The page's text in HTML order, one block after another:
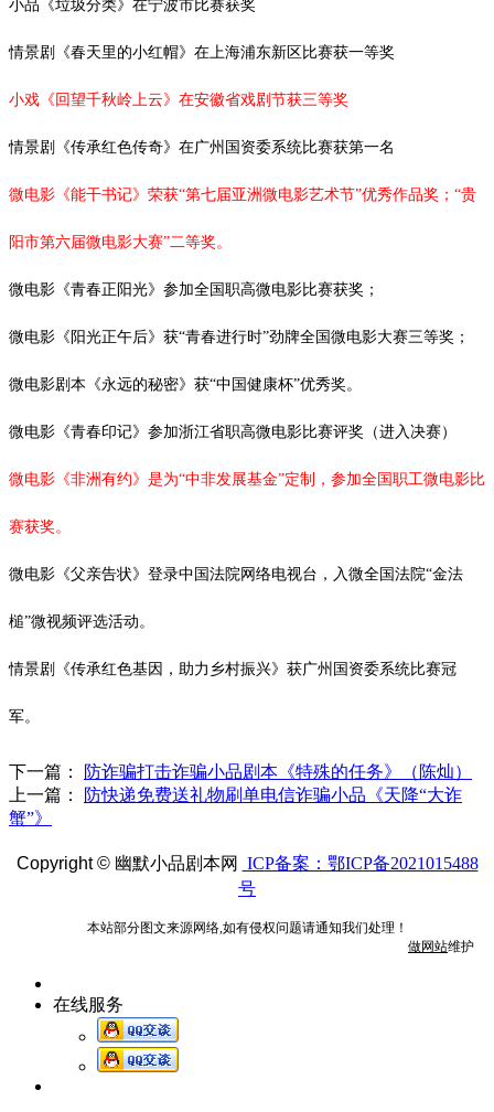
小品《垃圾分类》在宁波市比赛获奖
情景剧《春天里的小红帽》在上海浦东新区比赛获一等奖
小戏《回望千秋岭上云》在安徽省戏剧节获三等奖
情景剧《传承红色传奇》在广州国资委系统比赛获第一名
微电影《能干书记》荣获“第七届亚洲微电影艺术节”优秀作品奖；“贵
阳市第六届微电影大赛”二等奖。
微电影《青春正阳光》参加全国职高微电影比赛获奖；
微电影《阳光正午后》获“青春进行时”劲牌全国微电影大赛三等奖；
微电影剧本《永远的秘密》获“中国健康杯”优秀奖。
微电影《青春印记》参加浙江省职高微电影比赛评奖（进入决赛）
微电影《非洲有约》是为“中非发展基金”定制，参加全国职工微电影比
赛获奖。
微电影《父亲告状》登录中国法院网络电视台，入微全国法院“金法
槌”微视频评选活动。
情景剧《传承红色基因，助力乡村振兴》获广州国资委系统比赛冠
军。
下一篇：
防诈骗打击诈骗小品剧本《特殊的任务》（陈灿）
上一篇：
防快递免费送礼物刷单电信诈骗小品《天降“大诈
蟹”》
Copyright © 幽默小品剧本网
ICP备案：鄂ICP备2021015488
号
本站部分图文来源网络,如有侵权问题请通知我们处理！
做网站维护
在线服务